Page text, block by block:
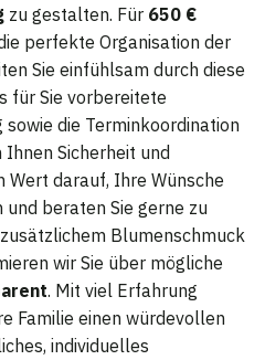
zu gestalten. Für 650 €
perfekte Organisation der
Sie einfühlsam durch diese
für Sie vorbereitete
die Terminkoordination
Sicherheit und
Wert darauf, Ihre Wünsche
beraten Sie gerne zu
Blumenschmuck
wir Sie über mögliche
. Mit viel Erfahrung
Familie einen würdevollen
individuelles